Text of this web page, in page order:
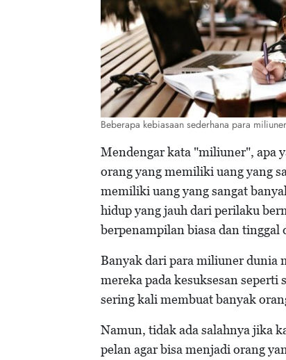
Beberapa kebiasaan sederhana para
Mendengar kata "miliuner", apa
orang yang memiliki uang yang
memiliki uang yang sangat
hidup yang jauh dari perilaku
berpenampilan biasa dan tinggal
Banyak dari para miliuner dunia
mereka pada kesuksesan seperti
sering kali membuat banyak
Namun, tidak ada salahnya jika
pelan agar bisa menjadi orang